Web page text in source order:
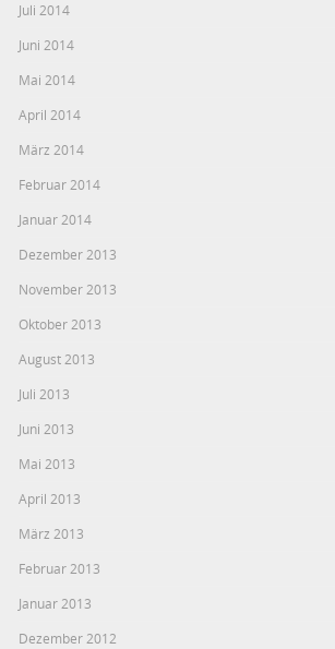
Juli 2014
Juni 2014
Mai 2014
April 2014
März 2014
Februar 2014
Januar 2014
Dezember 2013
November 2013
Oktober 2013
August 2013
Juli 2013
Juni 2013
Mai 2013
April 2013
März 2013
Februar 2013
Januar 2013
Dezember 2012